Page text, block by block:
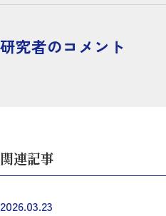
研究者のコメント
関連記事
2026.03.23